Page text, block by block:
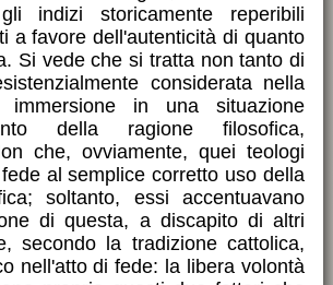
indizi storicamente reperibili
a favore dell'autenticità di quanto
Si vede che si tratta non tanto di
considerata nella
immersione in una situazione
della ragione filosofica,
che, ovviamente, quei teologi
al semplice corretto uso della
soltanto, essi accentuavano
di questa, a discapito di altri
secondo la tradizione cattolica,
nell'atto di fede: la libera volontà